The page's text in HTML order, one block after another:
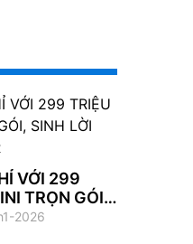
VỚI 299
TRỌN GÓI,
2026